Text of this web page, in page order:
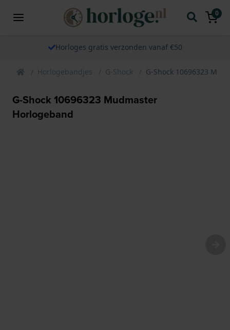
0
Horloges gratis verzonden vanaf €50
Horlogebandjes G-Shock G-Shock 10696323
G-Shock 10696323 Mudmaster
Horlogeband